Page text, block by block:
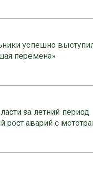
успешно
перемена»
за летний период
рост аварий с